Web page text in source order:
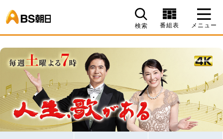
検索 番組表 メニュー